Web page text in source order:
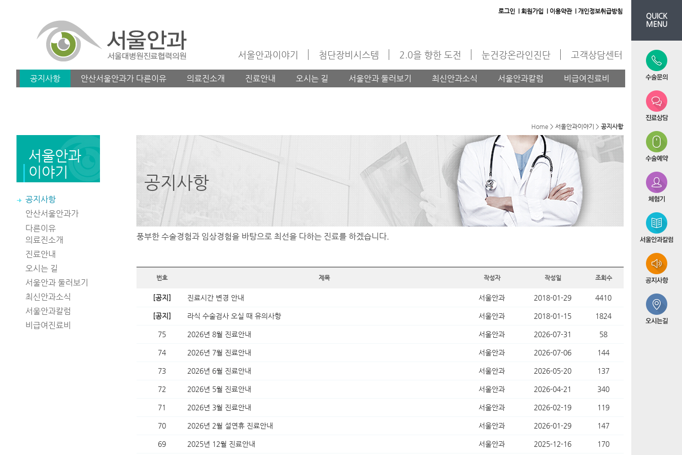
QUICK
MENU
로그인 l 회원가입 l 이용약관 l 개인정보취급방침
서울안과이야기 첨단장비시스템 2.0을 향한 도전 눈건강온라인진단 고객상담센터
공지사항 안산서울안과가 다른이유 의료진소개 진료안내 오시는 길 서울안과 둘러보기 최신안과소식 서울안과칼럼 비급여진료비
Home > 서울안과이야기 > 공지사항
서울안과
이야기
공지사항
안산서울안과가
다른이유
의료진소개
진료안내
오시는 길
서울안과 둘러보기
최신안과소식
서울안과칼럼
비급여진료비
공지사항
풍부한 수술경험과 임상경험을 바탕으로 최선을 다하는 진료를 하겠습니다.
번호 제목 작성자 작성일 조회수
[공지] 진료시간 변경 안내 서울안과 2018-01-29 4410
[공지] 라식 수술검사 오실 때 유의사항 서울안과 2018-01-15 1824
75 2026년 8월 진료안내 서울안과 2026-07-31 58
74 2026년 7월 진료안내 서울안과 2026-07-06 144
73 2026년 6월 진료안내 서울안과 2026-05-20 137
72 2026년 5월 진료안내 서울안과 2026-04-21 340
71 2026년 3월 진료안내 서울안과 2026-02-19 119
70 2026년 2월 설연휴 진료안내 서울안과 2026-01-29 147
69 2025년 12월 진료안내 서울안과 2025-12-16 170